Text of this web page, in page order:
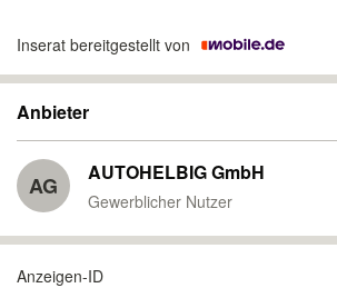
Inserat bereitgestellt von
Anbieter
AG AUTOHELBIG GmbH
Gewerblicher Nutzer
Anzeigen-ID